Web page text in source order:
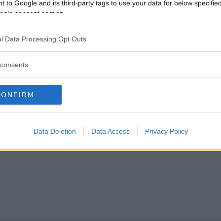
to Google and its third-party tags to use your data for below
consent section.
Data Processing Opt Outs
Data Deletion Data Access Privacy Policy